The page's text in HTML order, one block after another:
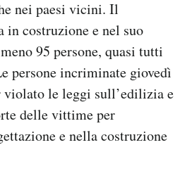
nei paesi vicini. Il
in costruzione e nel suo
95 persone, quasi tutti
persone incriminate giovedì
violato le leggi sull’edilizia e
delle vittime per
e nella costruzione